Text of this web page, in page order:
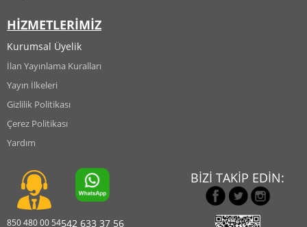
HİZMETLERİMİZ
Kurumsal Üyelik
İlan Yayınlama Kuralları
Yayın İlkeleri
Gizlilik Politikası
Çerez Politikası
Yardım
850 480 00 54542 633 37 56
BİZİ TAKİP EDİN: